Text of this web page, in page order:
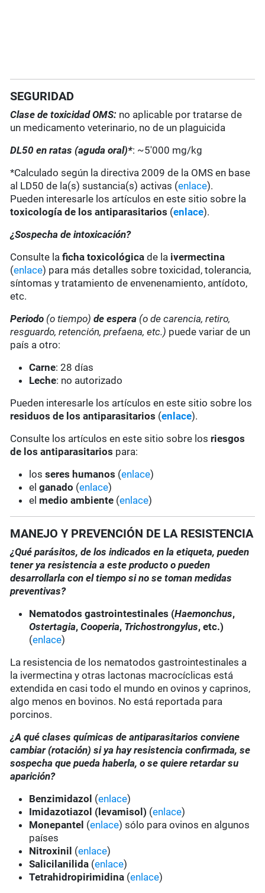
SEGURIDAD
Clase de toxicidad OMS: no aplicable por tratarse de
un medicamento veterinario, no de un plaguicida
DL50 en ratas (aguda oral)*: ~5'000 mg/kg
*Calculado según la directiva 2009 de la OMS en base
al LD50 de la(s) sustancia(s) activas (enlace).
Pueden interesarle los artículos en este sitio sobre la
toxicología de los antiparasitarios (enlace).
¿Sospecha de intoxicación?
Consulte laficha toxicológica de la ivermectina
(enlace) para más detalles sobre toxicidad, tolerancia,
síntomas y tratamiento de envenenamiento, antídoto,
etc.
Periodo (o tiempo) de espera (o de carencia, retiro,
resguardo, retención, prefaena, etc.) puede variar de un
país a otro:
Carne: 28 días
Leche: no autorizado
Pueden interesarle los artículos en este sitio sobre los
residuos de los antiparasitarios (enlace).
Consulte los artículos en este sitio sobre los riesgos
de los antiparasitarios para:
losseres humanos (enlace)
elganado (enlace)
el medio ambiente (enlace)
MANEJO Y PREVENCIÓN DE LA RESISTENCIA
¿Qué parásitos, de los indicados en la etiqueta, pueden
tener ya resistencia a este producto o pueden
desarrollarla con el tiempo si no se toman medidas
preventivas?
Nematodos gastrointestinales (Haemonchus,
Ostertagia,Cooperia, Trichostrongylus, etc.)
(enlace)
La resistencia de los nematodos gastrointestinales a
la ivermectina y otras lactonas macrocíclicas está
extendida en casi todo el mundo en ovinos y caprinos,
algo menos en bovinos. No está reportada para
porcinos.
¿A qué clases químicas de antiparasitarios conviene
cambiar (rotación) si ya hay resistencia confirmada, se
sospecha que pueda haberla, o se quiere retardar su
aparición?
Benzimidazol (enlace)
Imidazotiazol (levamisol) (enlace)
Monepantel (enlace) sólo para ovinos en algunos
países
Nitroxinil (enlace)
Salicilanilida (enlace)
Tetrahidropirimidina (enlace)